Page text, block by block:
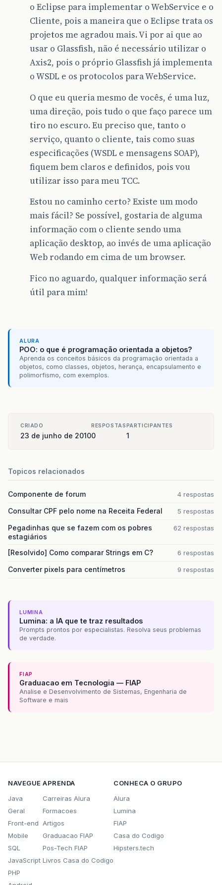
o Eclipse para implementar o WebService e o
Cliente, pois a maneira que o Eclipse trata os
projetos me agradou mais. Vi por ai que ao
usar o Glassfish, não é necessário utilizar o
Axis2, pois o próprio Glassfish já implementa
o WSDL e os protocolos para WebService.
O que eu queria mesmo de vocês, é uma luz,
uma direção, pois tudo o que faço parece um
tiro no escuro. Eu preciso que, tanto o
serviço, quanto o cliente, tais como suas
especificações (WSDL e mensagens SOAP),
fiquem bem claros e definidos, pois vou
utilizar isso para meu TCC.
Estou no caminho certo? Existe um modo
mais fácil? Se possível, gostaria de alguma
informação com o cliente sendo uma
aplicação desktop, ao invés de uma aplicação
Web rodando em cima de um browser.
Fico no aguardo, qualquer informação será
útil para mim!
ALURA
POO: o que é programação orientada a objetos?
Aprenda os conceitos básicos da programação orientada a
objetos, como classes, objetos, herança, encapsulamento e
polimorfismo, com exemplos.
CRIADO
23 de junho de 2010
RESPOSTAS
0
PARTICIPANTES
1
Topicos relacionados
Componente de forum 4 respostas
Consultar CPF pelo nome na Receita Federal 5 respostas
Pegadinhas que se fazem com os pobres
estagiários
62 respostas
[Resolvido] Como comparar Strings em C? 6 respostas
Converter pixels para centímetros 9 respostas
LUMINA
Lumina: a IA que te traz resultados
Prompts prontos por especialistas. Resolva seus problemas
de verdade.
FIAP
Graduacao em Tecnologia — FIAP
Analise e Desenvolvimento de Sistemas, Engenharia de
Software e mais
NAVEGUE
Java
Geral
Front-end
Mobile
SQL
JavaScript
PHP
APRENDA
Carreiras Alura
Formacoes
Artigos
Graduacao FIAP
Pos-Tech FIAP
Livros Casa do Codigo
CONHECA O GRUPO
Alura
Lumina
FIAP
Casa do Codigo
Hipsters.tech